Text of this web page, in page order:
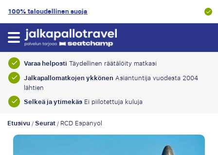
Asiakasluokitus9.1/10
Varaa helposti Täydellinen räätälöity matkasi
Jalkapallomatkojen ykkönen Asiantuntija vuodesta 2004
lähtien
Selkeä ja ytimekäsEi piilotettuja kuluja
Etusivu/Seurat/RCD Espanyol